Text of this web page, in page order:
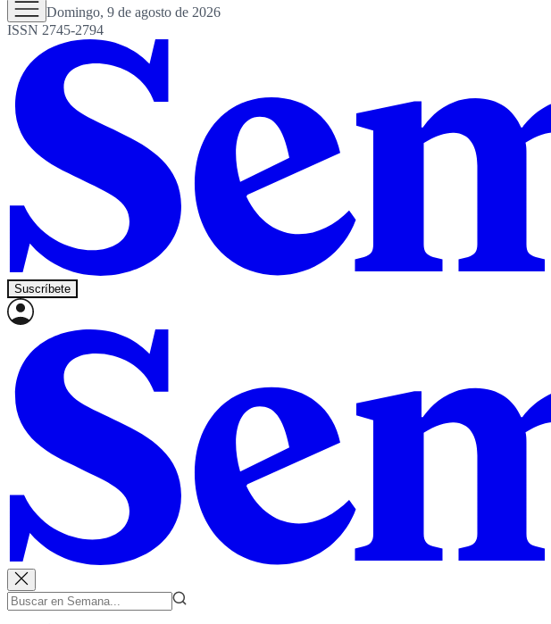
Domingo, 9 de agosto de 2026
ISSN 2745-2794
Suscríbete